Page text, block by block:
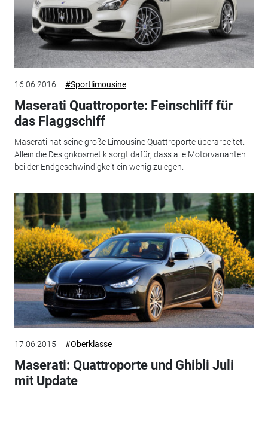
16.06.2016 #Sportlimousine
Maserati Quattroporte: Feinschliff für
das Flaggschiff
Maserati hat seine große Limousine Quattroporte überarbeitet.
Allein die Designkosmetik sorgt dafür, dass alle Motorvarianten
bei der Endgeschwindigkeit ein wenig zulegen.
17.06.2015 #Oberklasse
Maserati: Quattroporte und Ghibli Juli
mit Update